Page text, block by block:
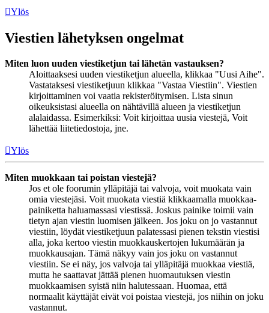
Ylös
Viestien lähetyksen ongelmat
Miten luon uuden viestiketjun tai lähetän vastauksen?
Aloittaaksesi uuden viestiketjun alueella, klikkaa "Uusi Aihe".
Vastataksesi viestiketjuun klikkaa "Vastaa Viestiin". Viestien
kirjoittaminen voi vaatia rekisteröitymisen. Lista sinun
oikeuksistasi alueella on nähtävillä alueen ja viestiketjun
alalaidassa. Esimerkiksi: Voit kirjoittaa uusia viestejä, Voit
lähettää liitetiedostoja, jne.
Ylös
Miten muokkaan tai poistan viestejä?
Jos et ole foorumin ylläpitäjä tai valvoja, voit muokata vain
omia viestejäsi. Voit muokata viestiä klikkaamalla muokkaa-
painiketta haluamassasi viestissä. Joskus painike toimii vain
tietyn ajan viestin luomisen jälkeen. Jos joku on jo vastannut
viestiin, löydät viestiketjuun palatessasi pienen tekstin viestisi
alla, joka kertoo viestin muokkauskertojen lukumäärän ja
muokkausajan. Tämä näkyy vain jos joku on vastannut
viestiin. Se ei näy, jos valvoja tai ylläpitäjä muokkaa viestiä,
mutta he saattavat jättää pienen huomautuksen viestin
muokkaamisen syistä niin halutessaan. Huomaa, että
normaalit käyttäjät eivät voi poistaa viestejä, jos niihin on joku
vastannut.